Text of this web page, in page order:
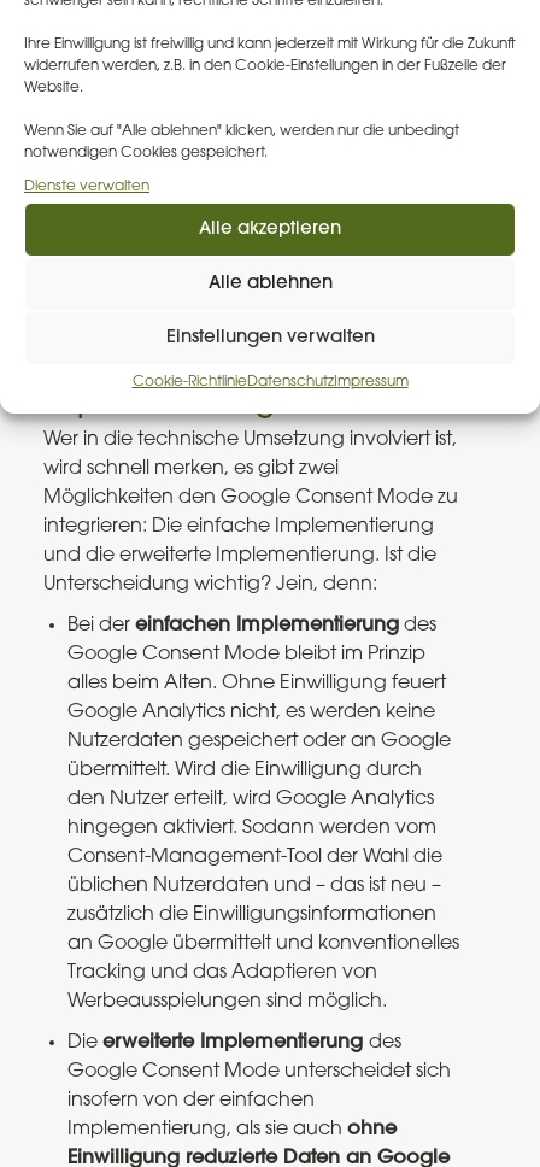
Ihre Einwilligung ist freiwillig und kann jederzeit mit Wirkung für die Zukunft
widerrufen werden, z.B. in den Cookie-Einstellungen in der Fußzeile der
Website.
Wenn Sie auf "Alle ablehnen" klicken, werden nur die unbedingt
notwendigen Cookies gespeichert.
Dienste verwalten
Alle akzeptieren
Alle ablehnen
Einstellungen verwalten
Cookie-RichtlinieDatenschutzImpressum
B. mit demWebseiten-Audit-Tool des
European Data Protection Board oder einen
Weiterhin schreibt die Google-Richtlinie vor,
und auch dies ergibt sich bereits aus den
vor allem Weitergabe zu Werbezwecken
Datenschutzinformationen anzupassen.
Einfach und erweiterte
Wer in die technische Umsetzung involviert ist,
wird schnell merken, es gibt zwei
Möglichkeiten den Google Consent Mode zu
integrieren: Die einfache Implementierung
und die erweiterte Implementierung. Ist die
Unterscheidung wichtig? Jein, denn:
Bei der einfachen Implementierung des
Google Consent Mode bleibt im Prinzip
alles beim Alten. Ohne Einwilligung feuert
Google Analytics nicht, es werden keine
Nutzerdaten gespeichert oder an Google
übermittelt. Wird die Einwilligung durch
den Nutzer erteilt, wird Google Analytics
hingegen aktiviert. Sodann werden vom
Consent-Management-Tool der Wahl die
üblichen Nutzerdaten und – das ist neu –
zusätzlich die Einwilligungsinformationen
an Google übermittelt und konventionelles
Tracking und das Adaptieren von
Werbeausspielungen sind möglich.
Die erweiterte Implementierung des
Google Consent Mode unterscheidet sich
insofern von der einfachen
Implementierung, als sie auch ohne
Einwilligung reduzierte Daten an Google